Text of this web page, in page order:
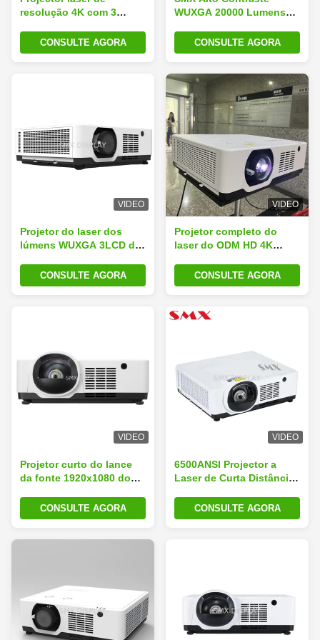
resolução 4K com 3
para projeção de
edifícios ao ar livre
CONSULTE AGORA
WUXGA 20000 Lumens
Mapping Beamer
CONSULTE AGORA
VIDEO
Projetor do laser dos
lúmens WUXGA 3LCD de
realce 4K
CONSULTE AGORA
VIDEO
Projetor completo do
laser do ODM HD 4K
de Home Theater da
projeção de 360 graus
CONSULTE AGORA
VIDEO
Projetor curto do lance
da fonte 1920x1080 do
6000 lúmens para a
projeção immersive
CONSULTE AGORA
VIDEO
6500ANSI Projector a
Laser de Curta Distância
em Casa
CONSULTE AGORA